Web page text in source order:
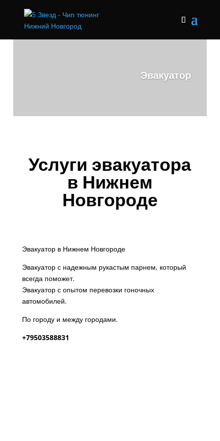
Эвакуатор
Услуги эвакуатора
в Нижнем
Новгороде
Эвакуатор в Нижнем Новгороде
Эвакуатор с надежным рукастым парнем, который
всегда поможет.
Эвакуатор с опытом перевозки гоночных
автомобилей.
По городу и между городами.
+79503588831